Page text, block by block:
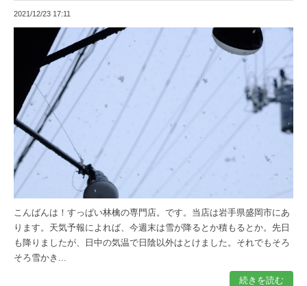
2021/12/23 17:11
こんばんは！すっぱい林檎の専門店。です。当店は岩手県盛岡市にあ
ります。天気予報によれば、今週末は雪が降るとか積もるとか。先日
も降りましたが、日中の気温で日陰以外はとけました。それでもそろ
そろ雪かき...
続きを読む